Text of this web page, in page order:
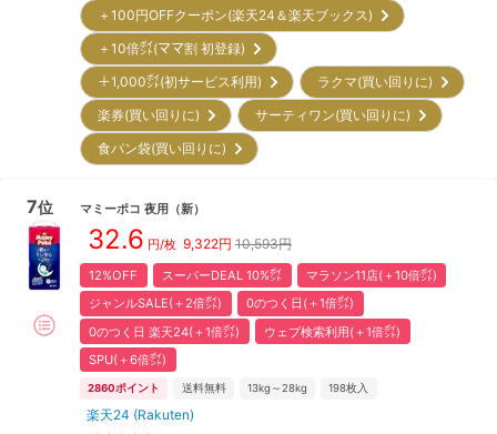
＋100円OFFクーポン(楽天24＆楽天ブックス)
＋10倍㌽(ママ割 初登録)
＋1,000㌽(初サービス利用)
ラクマ(買い回りに)
楽券(買い回りに)
サーティワン(買い回りに)
食パン袋(買い回りに)
7位 マミーポコ 夜用 （新）
32.6 円/枚 9,322円 10,593円
12%OFF スーパーDEAL 10%㌽
マラソン11店(＋10倍㌽)
ジャンルSALE(＋2倍㌽)
0のつく日(＋1倍㌽)
0のつく日 楽天24(＋1倍㌽)
ウェブ検索利用(＋1倍㌽)
SPU(＋6倍㌽)
2860ポイント 送料無料 13kg～28kg 198枚入
楽天24 (Rakuten)